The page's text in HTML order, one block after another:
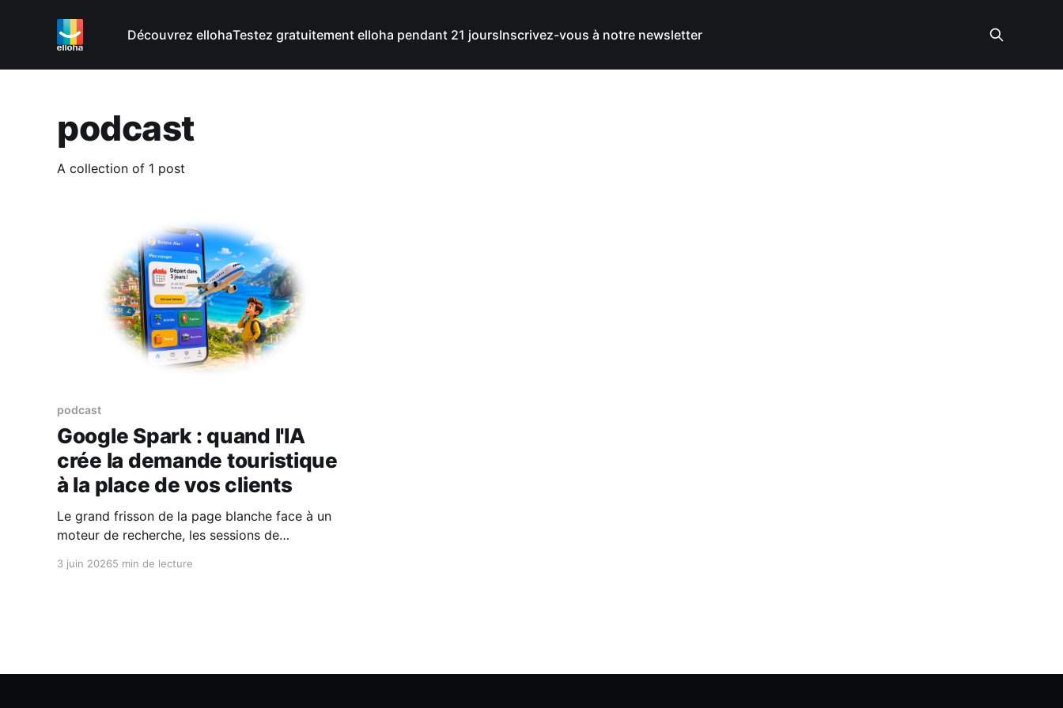
Découvrez ellohaTestez gratuitement elloha pendant 21 joursInscrivez-vous à notre newsletter
podcast
A collection of 1 post
podcast
Google Spark : quand l'IA
crée la demande touristique
à la place de vos clients
Le grand frisson de la page blanche face à un
moteur de recherche, les sessions de
Excel pour caler le budget du groupe... Tout cela
3 juin 20265 min de lecture